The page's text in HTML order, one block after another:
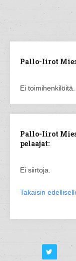
Pallo-Iirot
Ei toimihenkilöitä.
Pallo-Iirot
pelaajat:
Ei siirtoja.
Takaisin